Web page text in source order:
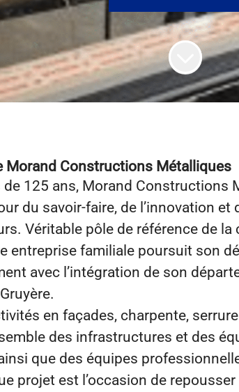
Morand Constructions Métalliques
de 125 ans, Morand Constructions
du savoir-faire, de l’innovation et
Véritable pôle de référence de
entreprise familiale poursuit son
avec l’intégration de son
en façades, charpente,
des infrastructures et des
que des équipes
projet est l’occasion de